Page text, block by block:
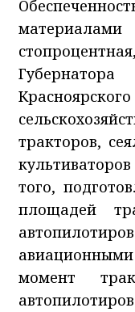
стопроцентная
тракторов,
того,
площадей
момент